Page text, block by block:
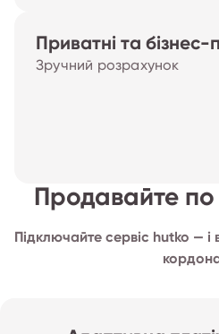
Приватні та бізнес-
Зручний розрахунок
Продавайте по
Підключайте сервіс hutko —